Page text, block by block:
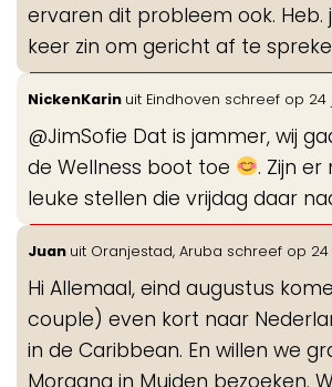
ervaren dit probleem ook. Heb.
keer zin om gericht af te
NickenKarin uit Eindhoven schreef op 24
@JimSofie Dat is jammer, wij
de Wellness boot toe
. Zijn
leuke stellen die vrijdag daar
Juan uit Oranjestad, Aruba schreef op
Hi Allemaal, eind augustus
couple) even kort naar
in de Caribbean. En willen we
Morgana in Muiden bezoeken.